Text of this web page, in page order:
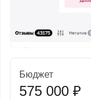
Бюджет
575 000 ₽